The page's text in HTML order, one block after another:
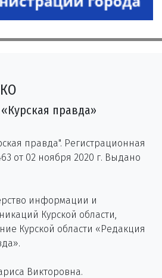
правда»
правда". Регистрационная
от 02 ноября 2020 г. Выдано
информации и
Курской области,
Курской области «Редакция
Викторовна.